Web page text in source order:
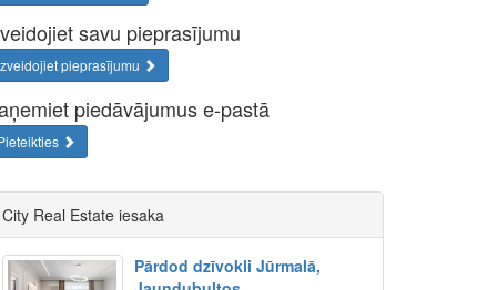
savu pieprasījumu
pieprasījumu
piedāvājumus e-pastā
City Real Estate iesaka
Pārdod dzīvokli Jūrmalā,